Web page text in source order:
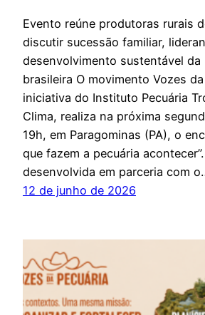
Evento reúne produtoras rurais
discutir sucessão familiar,
desenvolvimento sustentável da
brasileira O movimento Vozes
iniciativa do Instituto Pecuária
Clima, realiza na próxima
19h, em Paragominas (PA), o
que fazem a pecuária
desenvolvida em parceria com
12 de junho de 2026